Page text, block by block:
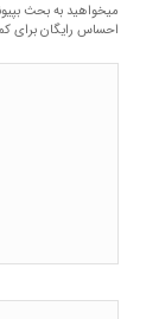
میخواهید به بحث
احساس رایگان برای